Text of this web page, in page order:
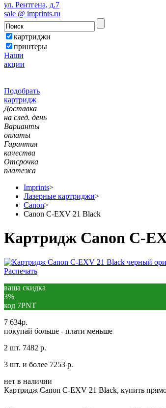
ул. Рентгена, д.7
sale @ imprints.ru
картриджи
принтеры
Наши
акции
Подобрать
картридж
Доставка
на след. день
Варианты
оплаты
Гарантия
качества
Отсрочка
платежа
Imprints>
Лазерные картриджи>
Canon>
Canon C-EXV 21 Black
Картридж Canon C-
Распечать
ваша скидка
3%
код 7PNT
7 634р.
покупай больше - плати меньше
2 шт. 7482 р.
3 шт. и более 7253 р.
нет в наличии
Картридж Canon C-EXV 21 Black, купить